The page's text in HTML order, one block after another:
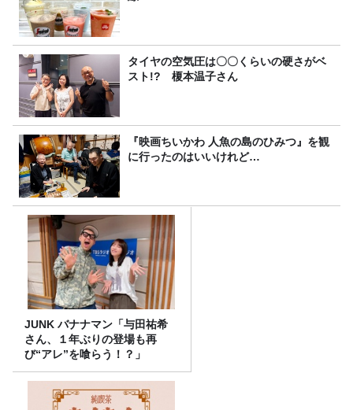
タイヤの空気圧は〇〇くらいの硬さがベ
スト!? 榎本温子さん
『映画ちいかわ 人魚の島のひみつ』を観
に行ったのはいいけれど…
JUNK バナナマン「与田祐希
さん、１年ぶりの登場も再
び“アレ”を喰らう！？」